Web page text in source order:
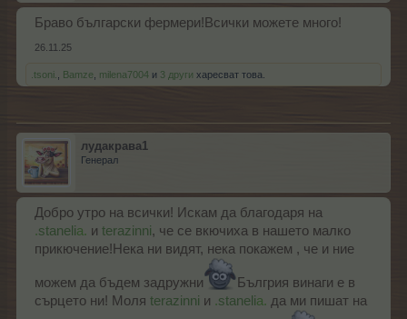
Браво български фермери!Всички можете много!
26.11.25
.tsoni. Bamze milena7004 и 3 други харесват това.
лудакрава1
Генерал
Добро утро на всички! Искам да благодаря на
.stanelia. и terazinni, че се вкючиха в нашето малко
прикючение!Нека ни видят, нека покажем , че и ние
можем да бъдем задружни
Бългрия винаги е в
сърцето ни! Моля terazinni и .stanelia. да ми пишат на